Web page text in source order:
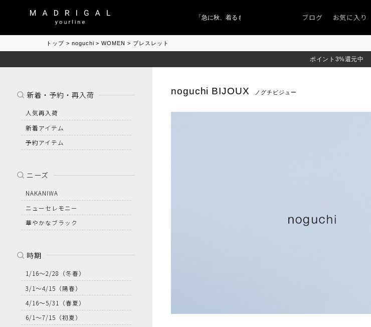
「急に秋、着るものがない」 「キレイなニット」 ポイント9％
ブログ お気に入り
トップ noguchi WOMEN ブレスレット
ポイント3%還元中
noguchi BIJOUX ノグチビジュー
新着・予約・再入荷
人気再入荷
新着アイテム
予約アイテム
ニーズ
NAKANIWA
ニューセレモニー
華やかなブラック
時期
1/16～2/28 （冬春）
3/1～4/15 （陽春）
4/16～5/31
（春夏）
6/1～7/15 （初夏）